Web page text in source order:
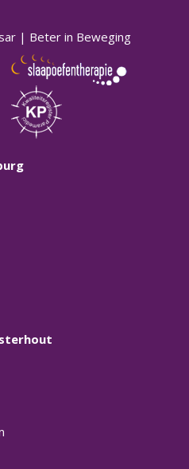
| Beter in Beweging